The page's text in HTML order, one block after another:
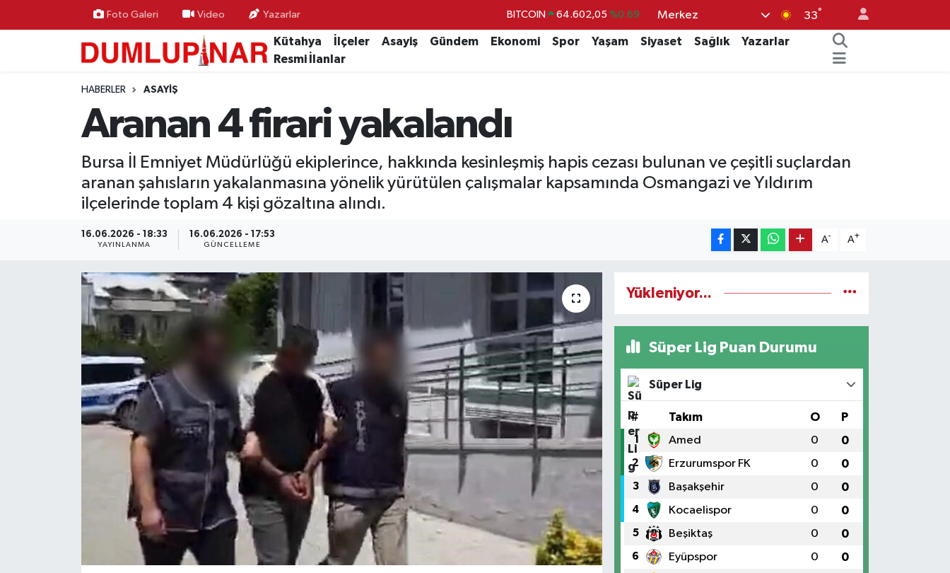
Foto Galeri Video Yazarlar BITCOIN 64.602,05 %0.69
DOLAR 47,5986 %0.06
GRAM ALTIN
Merkez 33°
Kütahya İlçeler Asayiş Gündem Ekonomi Spor Yaşam Siyaset Sağlık
Yazarlar
Resmi İlanlar
HABERLER ASAYIŞ
Aranan 4 firari yakalandı
Bursa İl Emniyet Müdürlüğü ekiplerince, hakkında kesinleşmiş hapis cezası bulunan ve çeşitli suçlardan
aranan şahısların yakalanmasına yönelik yürütülen çalışmalar kapsamında Osmangazi ve Yıldırım
ilçelerinde toplam 4 kişi gözaltına alındı.
16.06.2026 - 18:33
YAYINLANMA
16.06.2026 - 17:53
GÜNCELLEME
A- A+
Yükleniyor...
Süper Lig Puan Durumu
Süper Lig
# Takım O P
1 Amed 0 0
2 Erzurumspor FK 0 0
3 Başakşehir 0 0
4 Kocaelispor 0 0
5 Beşiktaş 0 0
6 Eyüpspor 0 0
Ekonomi
Eleman
Kültür-Sanat
Kütahya Hava Durumu
Kütahya Trafik Yoğunluk Haritası
Süper Lig Puan Durumu ve Fikstür
Tüm Manşetler
Son Dakika Haberleri
Haber Arşivi